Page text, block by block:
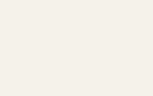
AI CRISTALLI
di silicio
che combina
Ecco alcuni